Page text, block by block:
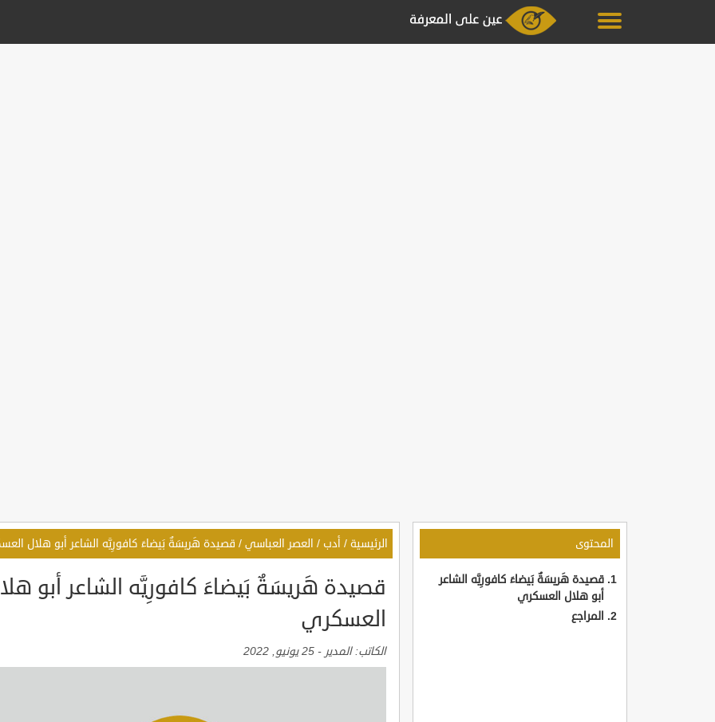
المحتوى
قصيدة هَريسَةٌ بَيضاءَ كافورِيَّه الشاعر
أبو هلال العسكري
المراجع
الرئيسية / أدب / العصر العباسي / قصيدة هَريسَةٌ بَيضاءَ كافورِيَّه الشاعر أبو هلال
قصيدة هَريسَةٌ بَيضاءَ كافورِيَّه الشاعر أبو
العسكري
الكاتب:المدير - 25 يونيو, 2022